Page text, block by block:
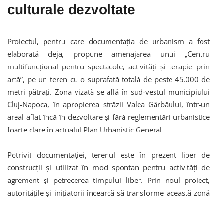
culturale dezvoltate
Proiectul, pentru care documentația de urbanism a fost
elaborată deja, propune amenajarea unui „Centru
multifuncțional pentru spectacole, activități și terapie prin
artă”, pe un teren cu o suprafață totală de peste 45.000 de
metri pătrați. Zona vizată se află în sud-vestul municipiului
Cluj-Napoca, în apropierea străzii Valea Gârbăului, într-un
areal aflat încă în dezvoltare și fără reglementări urbanistice
foarte clare în actualul Plan Urbanistic General.
Potrivit documentației, terenul este în prezent liber de
construcții și utilizat în mod spontan pentru activități de
agrement și petrecerea timpului liber. Prin noul proiect,
autoritățile și inițiatorii încearcă să transforme această zonă